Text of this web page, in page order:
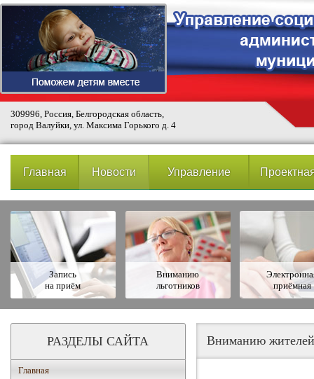
309996, Россия, Белгородская область,
город Валуйки, ул. Максима Горького д. 4
Главная Новости Управление
Запись
на приём
Вниманию
льготников
приёмная
РАЗДЕЛЫ САЙТА
Главная
Вниманию жителей